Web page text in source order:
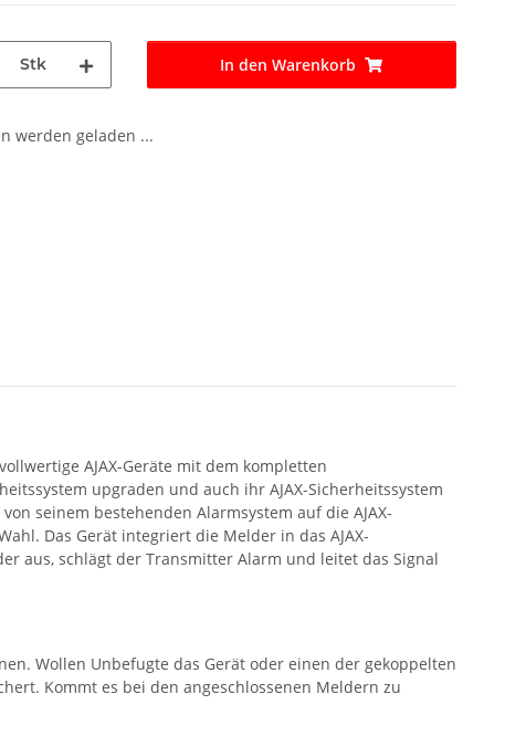
Stk In den Warenkorb
werden geladen ...
AJAX-Geräte mit dem kompletten
upgraden und auch ihr AJAX-Sicherheitssystem
seinem bestehenden Alarmsystem auf die AJAX-
Das Gerät integriert die Melder in das AJAX-
aus, schlägt der Transmitter Alarm und leitet das Signal
Wollen Unbefugte das Gerät oder einen der gekoppelten
Kommt es bei den angeschlossenen Meldern zu